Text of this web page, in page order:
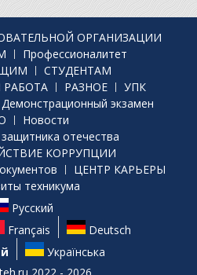
ОРГАНИЗАЦИИ
Профессионалитет
СТУДЕНТАМ
РАБОТА
РАЗНОЕ
УПК
экзамен
Новости
отечества
КОРРУПЦИИ
ЦЕНТР КАРЬЕРЫ
техникума
Русский
Français
Deutsch
Українська
2022 - 2026